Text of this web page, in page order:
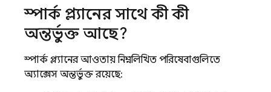
স্পার্ক প্ল্যানের সাথে কী কী
অন্তর্ভুক্ত আছে?
স্পার্ক প্ল্যানের আওতায় নিম্নলিখিত পরিষেবাগুলিতে
অ্যাক্সেস অন্তর্ভুক্ত রয়েছে: